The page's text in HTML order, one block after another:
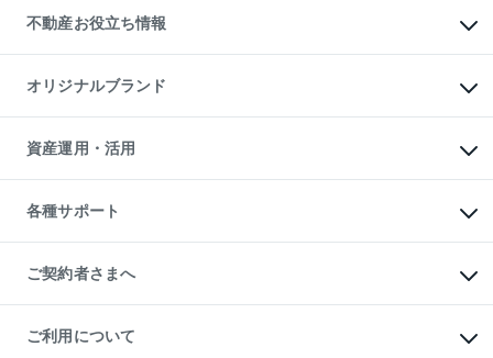
貸すガイド
事業用不動産
マンション投資
投資用マンション
アパート経営
収益物件
ビル購入（ビル一棟）
投資用不動産の売却査定
事業用不動産の売却査定
不動産お役立ち情報
マンションライブラリー
人気マンションランキング
暮らしに役立つ不動産メディア
不動産相場・不動産価格情報
不動産コラム・ニュース
不動産用語集
不動産なんでもネット相談室
住まいの税金
オリジナルブランド
一棟リノベーションマンション
L`GENTE（ルジェンテ）
区分リノベーションマンション
投資用一棟レジデンスWELL
不動産小口投資
LEGACIA（レガシア）
資産運用・活用
不動産M&A
アセットマネジメント・出資
各種サポート
相続サポート
リフォームサポート
ご契約者さまへ
ご紹介・再契約特典
入居者様専用-各種ご案内（賃貸）
ご利用について